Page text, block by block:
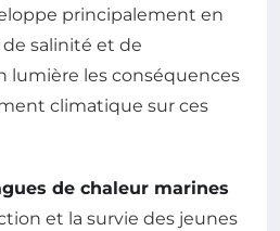
principalement en
de salinité et de
lumière les conséquences
climatique sur ces
de chaleur marines
et la survie des jeunes